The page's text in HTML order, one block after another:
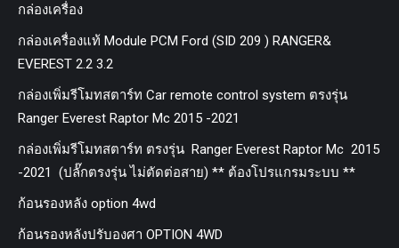
กล่องเครื่อง
กล่องเครื่องแท้ Module PCM Ford (SID 209 ) RANGER&
EVEREST 2.2 3.2
กล่องเพิ่มรีโมทสตาร์ท Car remote control system ตรงรุ่น
Ranger Everest Raptor Mc 2015 -2021
กล่องเพิ่มรีโมทสตาร์ท ตรงรุ่น Ranger Everest Raptor Mc 2015
-2021 (ปลั๊กตรงรุ่น ไม่ตัดต่อสาย) ** ต้องโปรแกรมระบบ **
ก้อนรองหลัง option 4wd
ก้อนรองหลังปรับองศา OPTION 4WD